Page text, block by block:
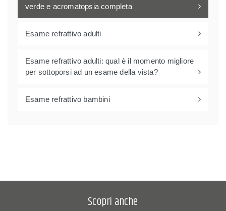
verde e acromatopsia completa
Esame refrattivo adulti
Esame refrattivo adulti: qual è il momento migliore
per sottoporsi ad un esame della vista?
Esame refrattivo bambini
Scopri anche